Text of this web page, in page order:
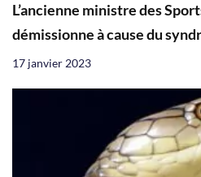
L’ancienne ministre des
démissionne à cause du
17 janvier 2023